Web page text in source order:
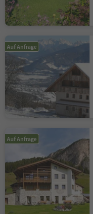
Auf Anfrage
Auf Anfrage